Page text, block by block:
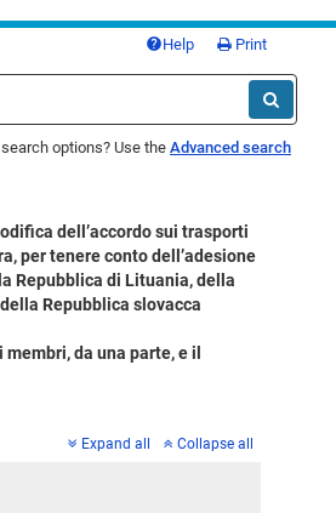
Help Print
options? Use the Advanced search
dell’accordo sui trasporti
per tenere conto dell’adesione
Repubblica di Lituania, della
Repubblica slovacca
da una parte, e il
Expand all Collapse all